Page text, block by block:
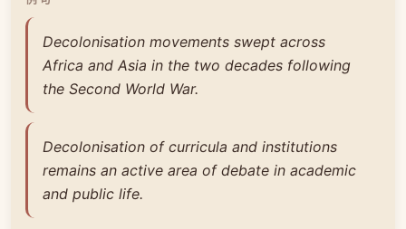
Decolonisation movements swept across
Africa and Asia in the two decades following
the Second World War.
Decolonisation of curricula and institutions
remains an active area of debate in academic
and public life.